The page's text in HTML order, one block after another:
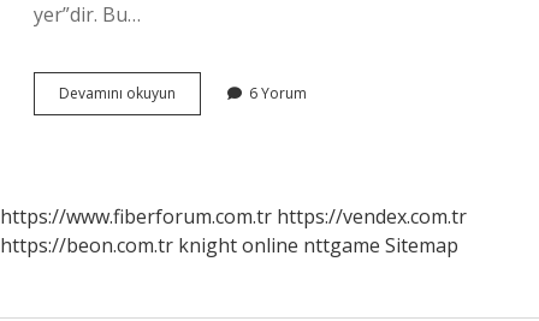
yer”dir. Bu…
Devamını okuyun
Ne
6 Yorum
https://www.fiberforum.com.tr https://vendex.com.tr
https://beon.com.tr knight online nttgame Sitemap